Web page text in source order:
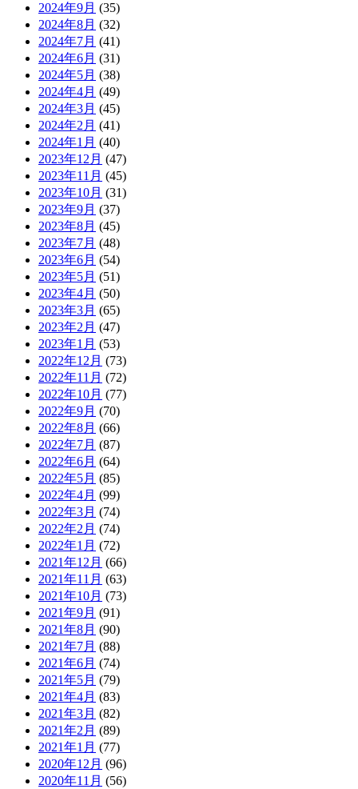
2024年9月 (35)
2024年8月 (32)
2024年7月 (41)
2024年6月 (31)
2024年5月 (38)
2024年4月 (49)
2024年3月 (45)
2024年2月 (41)
2024年1月 (40)
2023年12月 (47)
2023年11月 (45)
2023年10月 (31)
2023年9月 (37)
2023年8月 (45)
2023年7月 (48)
2023年6月 (54)
2023年5月 (51)
2023年4月 (50)
2023年3月 (65)
2023年2月 (47)
2023年1月 (53)
2022年12月 (73)
2022年11月 (72)
2022年10月 (77)
2022年9月 (70)
2022年8月 (66)
2022年7月 (87)
2022年6月 (64)
2022年5月 (85)
2022年4月 (99)
2022年3月 (74)
2022年2月 (74)
2022年1月 (72)
2021年12月 (66)
2021年11月 (63)
2021年10月 (73)
2021年9月 (91)
2021年8月 (90)
2021年7月 (88)
2021年6月 (74)
2021年5月 (79)
2021年4月 (83)
2021年3月 (82)
2021年2月 (89)
2021年1月 (77)
2020年12月 (96)
2020年11月 (56)